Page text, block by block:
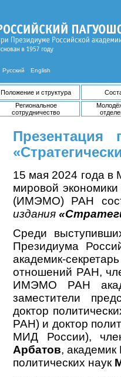
Русский English
Положение и структура
Региональное
сотрудничество
Презентация
15 мая 2024 года в
мировой
(ИМЭМО) РАН
издания
Среди
Президиума
академик-
отношений РАН,
ИМЭМО РАН
заместители
доктор
РАН) и доктор
МИД России),
Арбатов,
политических наук